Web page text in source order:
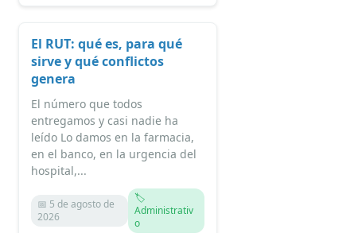
El RUT: qué es, para qué
sirve y qué conflictos
genera
El número que todos
entregamos y casi nadie ha
leído Lo damos en la farmacia,
en el banco, en la urgencia del
hospital,...
📅 5 de agosto de
2026
🏷️
Administrativ
o